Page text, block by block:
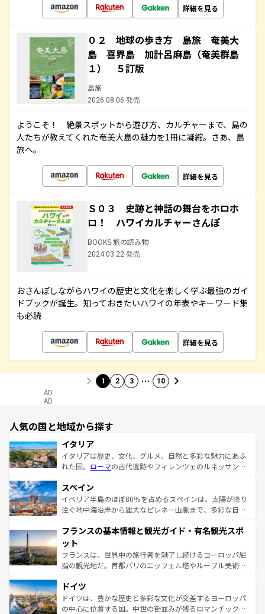
詳細を見る
０２ 地球の歩き方 島旅 奄美大
島 喜界島 加計呂麻島（奄美群島
１） ５訂版
島旅
2026.08.06 発売
ようこそ！ 絶景スポットから遊び方、カルチャーまで、島の
人たちが教えてくれた奄美大島の魅力を1冊に凝縮。さあ、島
旅へ。
詳細を見る
Ｓ０３ 史跡と神話の舞台をホロホ
ロ！ ハワイカルチャーさんぽ
BOOKS 旅の読み物
2024.03.22 発売
おさんぽしながらハワイの歴史と文化を楽しく学ぶ最強のガイ
ドブックが誕生。知っておきたいハワイの年表やキーワード集
も必読
詳細を見る
1 2 3 … 10
AD
AD
人気の国と地域から探す
イタリア
イタリアは歴史、文化、グルメ、自然と多彩な魅力にあふ
れた国。 ローマの古代遺跡やフィレンツェのルネッサンス
ろん、トスカーナの美しい田園風景やアマルフィ海岸の絶
景など、自然景観も見逃せない。観光の合間には、本場の
ピザやパスタなど、絶品のイタリア料理を堪能することも
ませてくれるイタリアで、忘れられない旅をしてみよう！
なお、新着のイタリア情報は
しい。
スペイン
イベリア半島のほぼ80％を占めるスペインは、太陽が降り
注ぐ地中海沿岸から雄大なピレネー山脈まで、多彩な自然
文化が根付くこの国では、情熱的なフラメンコ、熱気あふ
れる闘牛、そして美味しいタパスが生活の一部となってい
る。首都マドリードの洗練された雰囲気や、バルセロナの
アートに溢れた街角から、地方では古代ローマ遺跡や中世
せる。地方によって風土や気候が異なるスペインはその個
性で訪れる人を魅了する。 なお、新着のスペイン情報は コ
ンテンツ一覧を参照してほしい。
フランスの基本情報と観光ガイド・有名観光スポ
ット
フランスは、世界中の旅行者を魅了し続けるヨーロッパ屈
指の観光地だ。首都パリのエッフェル塔やルーブル美術館
で、幅広い魅力が詰まっている。華麗な宮殿、歴史的な大
聖堂、美しいビーチ、そして豊かな自然が、訪れる者を心
から魅了する。また、フランスは美食の国としても知ら
ドイツ
ドイツは、豊かな歴史と多彩な文化が交差するヨーロッパ
の中心に位置する国。中世の街並みが残るロマンチック街